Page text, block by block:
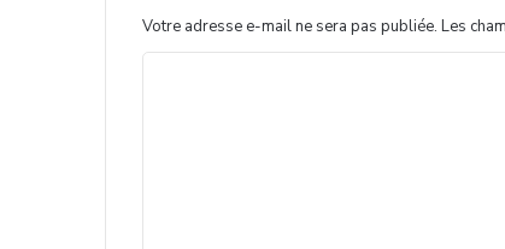
Votre adresse e-mail ne sera pas publiée. Les